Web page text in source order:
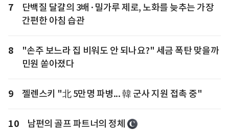
7
단백질 달걀의 3배·밀가루 제로, 노화를 늦추는 가장
간편한 아침 습관
8
"손주 보느라 집 비워도 안 되나요?" 세금 폭탄 맞을까
민원 쏟아졌다
9 젤렌스키 "北 5만명 파병... 韓 군사 지원 접촉 중"
10 남편의 골프 파트너의 정체